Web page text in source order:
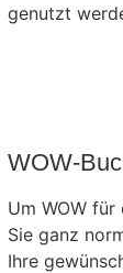
genutzt
WOW-
Um WOW
Sie ganz
Ihre